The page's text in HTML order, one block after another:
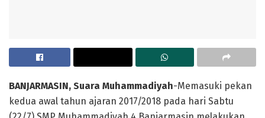
BANJARMASIN, Suara Muhammadiyah-Memasuki pekan
kedua awal tahun ajaran 2017/2018 pada hari Sabtu